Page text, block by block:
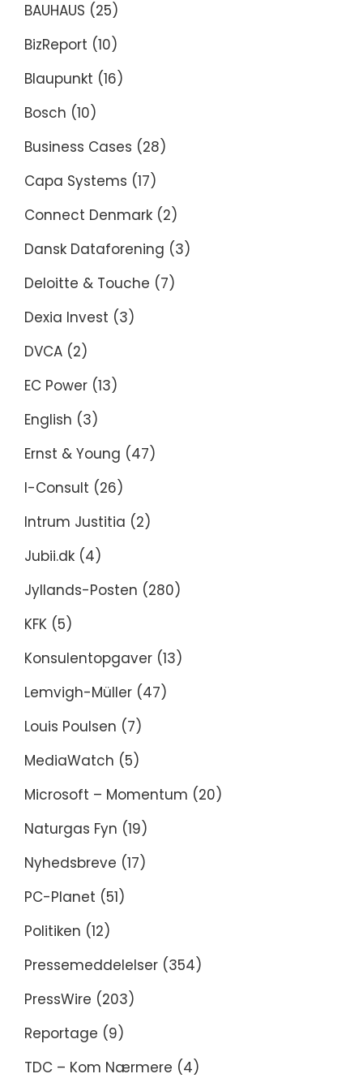
BAUHAUS (25)
BizReport (10)
Blaupunkt (16)
Bosch (10)
Business Cases (28)
Capa Systems (17)
Connect Denmark (2)
Dansk Dataforening (3)
Deloitte & Touche (7)
Dexia Invest (3)
DVCA (2)
EC Power (13)
English (3)
Ernst & Young (47)
I-Consult (26)
Intrum Justitia (2)
Jubii.dk (4)
Jyllands-Posten (280)
KFK (5)
Konsulentopgaver (13)
Lemvigh-Müller (47)
Louis Poulsen (7)
MediaWatch (5)
Microsoft – Momentum (20)
Naturgas Fyn (19)
Nyhedsbreve (17)
PC-Planet (51)
Politiken (12)
Pressemeddelelser (354)
PressWire (203)
Reportage (9)
TDC – Kom Nærmere (4)